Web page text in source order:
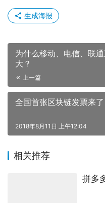
生成海报
为什么移动、电信、联
大？
上一篇
全国首张区块链发票来
2018年8月11日 上午12:04
相关推荐
拼多